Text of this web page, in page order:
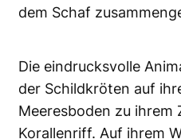
dem Schaf
Die eindrucksvolle
der Schildkröten auf
Meeresboden zu ihrem
Korallenriff. Auf ihrem